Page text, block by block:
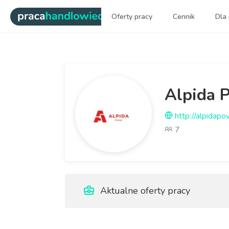
| Najlepsi ludzie sprzedaży
Oferty pracy Cennik Dla
Alpida
http://
7
Aktualne oferty pracy